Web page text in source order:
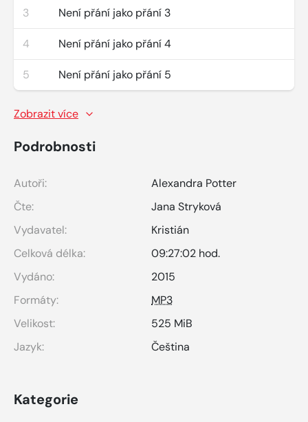
3 Není přání jako přání 3
4 Není přání jako přání 4
5 Není přání jako přání 5
Zobrazit více
Podrobnosti
Autoři:
Alexandra Potter
Čte:
Jana Stryková
Vydavatel:
Kristián
Celková délka:
09:27:02 hod.
Vydáno:
2015
Formáty:
MP3
Velikost:
525 MiB
Jazyk:
Čeština
Kategorie